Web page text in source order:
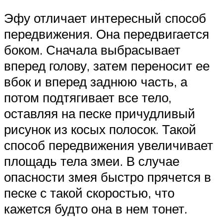
Эфу отличает интересный способ
передвижения. Она передвигается
боком. Сначала выбрасывает
вперед голову, затем переносит ее
вбок и вперед заднюю часть, а
потом подтягивает все тело,
оставляя на песке причудливый
рисунок из косых полосок. Такой
способ передвижения увеличивает
площадь тела змеи. В случае
опасности змея быстро прячется в
песке с такой скоростью, что
кажется будто она в нем тонет.